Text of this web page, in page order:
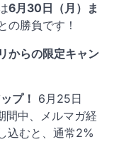
6月30日（月）ま
の勝負です！
からの限定キャン
プ！ 6月25日
間中、メルマガ経
込むと、通常2%